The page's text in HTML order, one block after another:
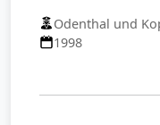
Odenthal und
1998